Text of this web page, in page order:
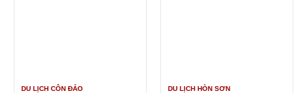
DU LỊCH CÔN ĐẢO DU LỊCH HÒN SƠN